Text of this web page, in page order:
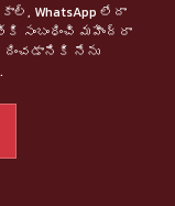
WhatsApp లేదా
మహీంద్రా
నేను